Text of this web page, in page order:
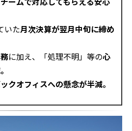
いた月次決算が翌月中旬に締め
に加え、「処理不明」等の心
クオフィスへの懸念が半減。